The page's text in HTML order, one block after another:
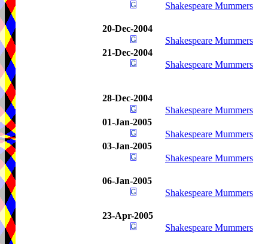
Shakespeare Mummers
20-Dec-2004
Shakespeare Mummers
21-Dec-2004
Shakespeare Mummers
28-Dec-2004
Shakespeare Mummers
01-Jan-2005
Shakespeare Mummers
03-Jan-2005
Shakespeare Mummers
06-Jan-2005
Shakespeare Mummers
23-Apr-2005
Shakespeare Mummers